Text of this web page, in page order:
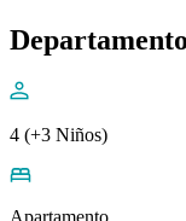
4 (+3 Niños)
Apartamento